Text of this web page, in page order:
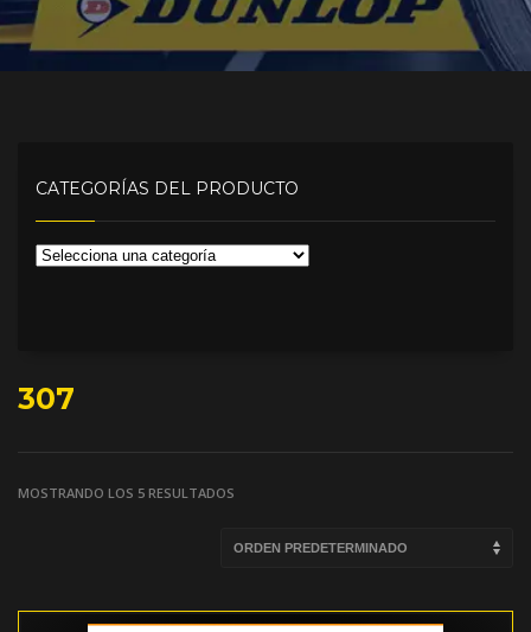
307
MOSTRANDO LOS 5 RESULTADOS
CATEGORÍAS DEL PRODUCTO